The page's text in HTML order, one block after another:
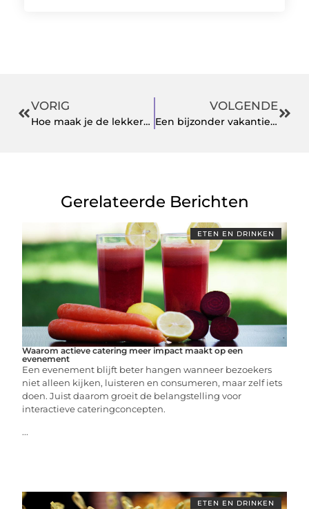
VORIG
Hoe maak je de lekkerste pannenkoeken?
VOLGENDE
Een bijzonder vakantiehuis in de Dordogne
Gerelateerde Berichten
ETEN EN DRINKEN
Waarom actieve catering meer impact maakt op een
evenement
Een evenement blijft beter hangen wanneer bezoekers
niet alleen kijken, luisteren en consumeren, maar zelf iets
doen. Juist daarom groeit de belangstelling voor
interactieve cateringconcepten.
...
ETEN EN DRINKEN